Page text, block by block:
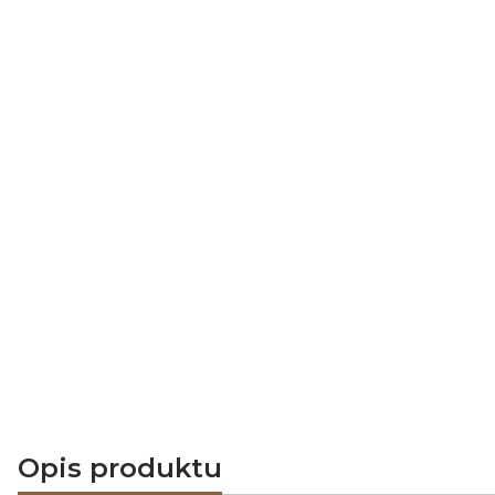
Opis produktu